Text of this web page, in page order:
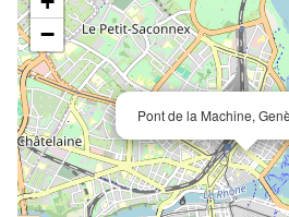
Pont de la Machine,
−